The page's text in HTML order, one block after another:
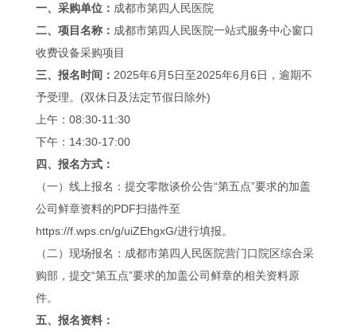
一、采购单位： 成都市第四人民医院
二、项目名称： 成都市第四人民医院一站式服务中心窗口
收费设备采购项目
三、报名时间： 2025年6月5日至2025年6月6日，逾期不
予受理。(双休日及法定节假日除外)
上午：08:30-11:30
下午：14:30-17:00
四、报名方式：
（一）线上报名：提交零散谈价公告“第五点”要求的加盖
公司鲜章资料的PDF扫描件至
https://f.wps.cn/g/uiZEhgxG/进行填报。
（二）现场报名：成都市第四人民医院营门口院区综合采
购部，提交“第五点”要求的加盖公司鲜章的相关资料原
件。
五、报名资料：